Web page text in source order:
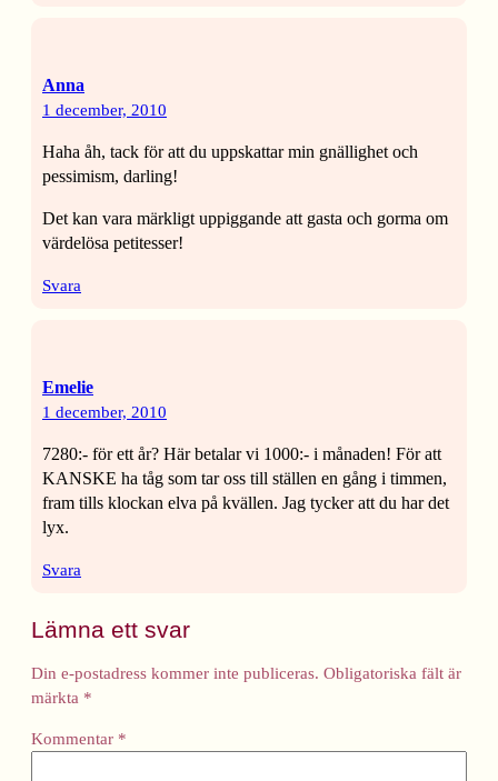
Anna
1 december, 2010
Haha åh, tack för att du uppskattar min gnällighet och
pessimism, darling!
Det kan vara märkligt uppiggande att gasta och gorma om
värdelösa petitesser!
Svara
Emelie
1 december, 2010
7280:- för ett år? Här betalar vi 1000:- i månaden! För att
KANSKE ha tåg som tar oss till ställen en gång i timmen,
fram tills klockan elva på kvällen. Jag tycker att du har det
lyx.
Svara
Lämna ett svar
Din e-postadress kommer inte publiceras. Obligatoriska fält är
märkta *
Kommentar *